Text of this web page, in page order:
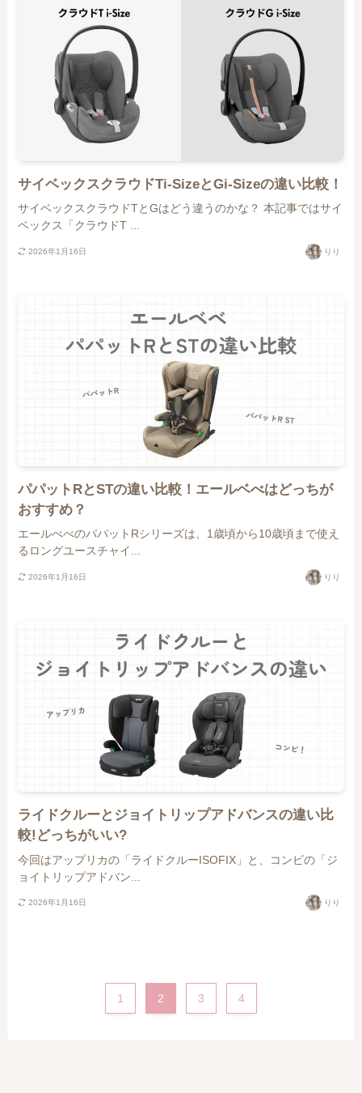
サイベックスクラウドTi-SizeとGi-Sizeの違い比較！
サイベックスクラウドTとGはどう違うのかな？ 本記事ではサイ
ベックス「クラウドT ...
2026年1月16日 りり
パパットRとSTの違い比較！エールベべはどっちが
おすすめ？
エールべべのパパットRシリーズは、1歳頃から10歳頃まで使え
るロングユースチャイ...
2026年1月16日 りり
ライドクルーとジョイトリップアドバンスの違い比
較!どっちがいい?
今回はアップリカの「ライドクルーISOFIX」と、コンビの「ジ
ョイトリップアドバン...
2026年1月16日 りり
1 2 3 4